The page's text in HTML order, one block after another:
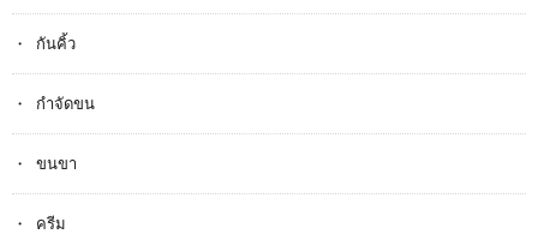
กันคิ้ว
กำจัดขน
ขนขา
ครีม